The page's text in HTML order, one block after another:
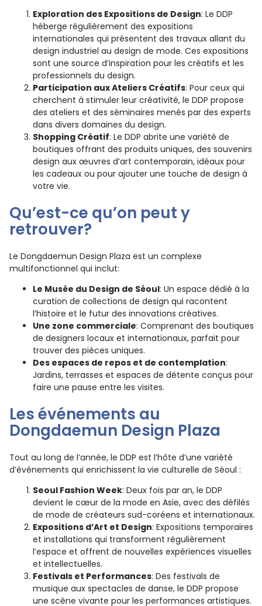
Exploration des Expositions de Design: Le DDP
héberge régulièrement des expositions
internationales qui présentent des travaux allant du
design industriel au design de mode. Ces expositions
sont une source d’inspiration pour les créatifs et les
professionnels du design.
Participation aux Ateliers Créatifs: Pour ceux qui
cherchent à stimuler leur créativité, le DDP propose
des ateliers et des séminaires menés par des experts
dans divers domaines du design.
Shopping Créatif: Le DDP abrite une variété de
boutiques offrant des produits uniques, des souvenirs
design aux œuvres d’art contemporain, idéaux pour
les cadeaux ou pour ajouter une touche de design à
votre vie.
Qu’est-ce qu’on peut y
retrouver?
Le Dongdaemun Design Plaza est un complexe
multifonctionnel qui inclut:
Le Musée du Design de Séoul: Un espace dédié à la
curation de collections de design qui racontent
l’histoire et le futur des innovations créatives.
Une zone commerciale: Comprenant des boutiques
de designers locaux et internationaux, parfait pour
trouver des pièces uniques.
Des espaces de repos et de contemplation:
Jardins, terrasses et espaces de détente conçus pour
faire une pause entre les visites.
Les événements au
Dongdaemun Design Plaza
Tout au long de l’année, le DDP est l’hôte d’une variété
d’événements qui enrichissent la vie culturelle de Séoul :
Seoul Fashion Week: Deux fois par an, le DDP
devient le cœur de la mode en Asie, avec des défilés
de mode de créateurs sud-coréens et internationaux.
Expositions d’Art et Design: Expositions temporaires
et installations qui transforment régulièrement
l’espace et offrent de nouvelles expériences visuelles
et intellectuelles.
Festivals et Performances: Des festivals de
musique aux spectacles de danse, le DDP propose
une scène vivante pour les performances artistiques.